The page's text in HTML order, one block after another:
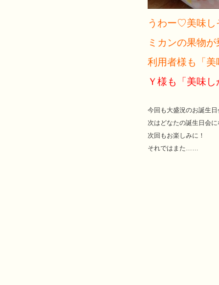
うわー♡美味
ミカンの果物
利用者様も「
Ｙ様も「美味
今回も大盛況のお誕生
次はどなたの誕生日会
次回もお楽しみに！
それではまた……